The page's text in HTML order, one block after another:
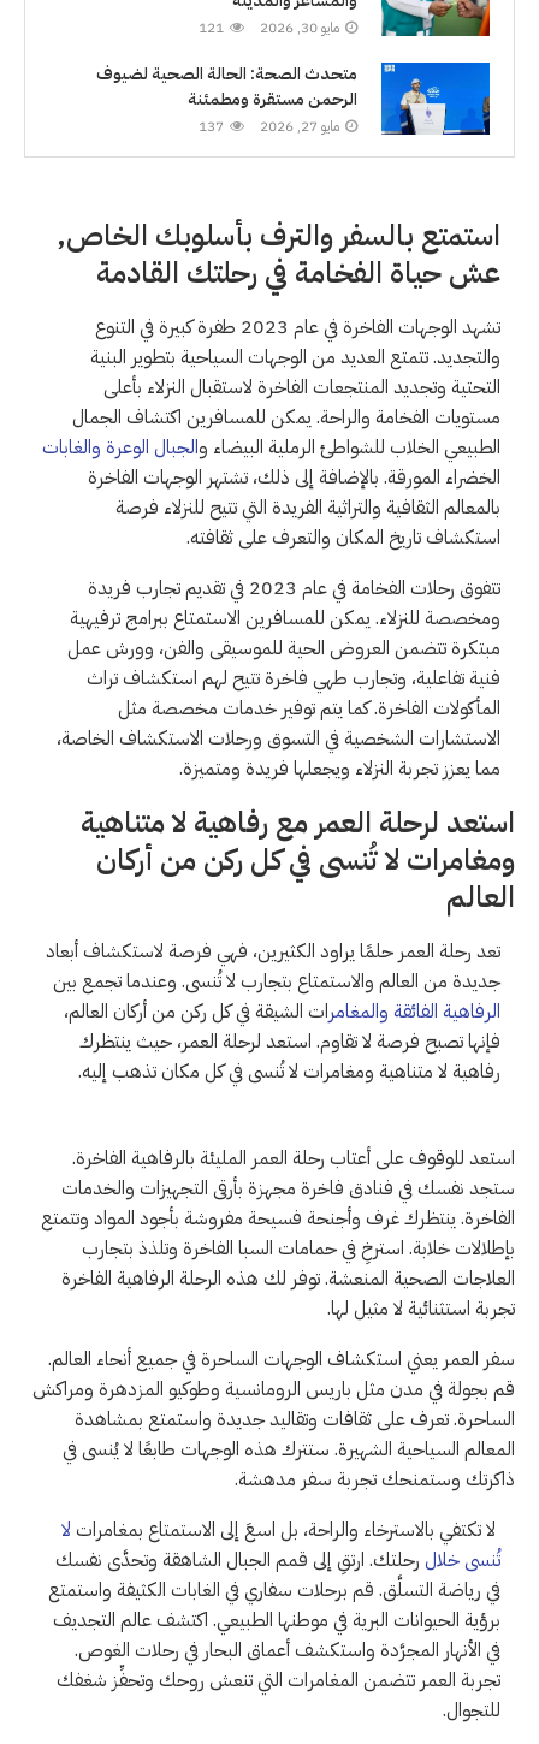
مايو 30, 2026 121
متحدث الصحة: الحالة الصحية لضيوف
الرحمن مستقرة ومطمئنة
مايو 27, 2026 137
استمتع بالسفر والترف بأسلوبك الخاص,
عش حياة الفخامة في رحلتك القادمة
تشهد الوجهات الفاخرة في عام 2023 طفرة كبيرة في التنوع
والتجديد. تتمتع العديد من الوجهات السياحية بتطوير البنية
التحتية وتجديد المنتجعات الفاخرة لاستقبال النزلاء بأعلى
مستويات الفخامة والراحة. يمكن للمسافرين اكتشاف الجمال
الطبيعي الخلاب للشواطئ الرملية البيضاء والجبال الوعرة والغابات
الخضراء المورقة. بالإضافة إلى ذلك، تشتهر الوجهات الفاخرة
بالمعالم الثقافية والتراثية الفريدة التي تتيح للنزلاء فرصة
استكشاف تاريخ المكان والتعرف على ثقافته.
تتفوق رحلات الفخامة في عام 2023 في تقديم تجارب فريدة
ومخصصة للنزلاء. يمكن للمسافرين الاستمتاع ببرامج ترفيهية
مبتكرة تتضمن العروض الحية للموسيقى والفن، وورش عمل
فنية تفاعلية، وتجارب طهي فاخرة تتيح لهم استكشاف تراث
المأكولات الفاخرة. كما يتم توفير خدمات مخصصة مثل
الاستشارات الشخصية في التسوق ورحلات الاستكشاف الخاصة،
مما يعزز تجربة النزلاء ويجعلها فريدة ومتميزة.
استعد لرحلة العمر مع رفاهية لا متناهية
ومغامرات لا تُنسى في كل ركن من أركان
العالم
تعد رحلة العمر حلمًا يراود الكثيرين، فهي فرصة لاستكشاف أبعاد
جديدة من العالم والاستمتاع بتجارب لا تُنسى. وعندما تجمع بين
الرفاهية الفائقة والمغامرات الشيقة في كل ركن من أركان العالم،
فإنها تصبح فرصة لا تقاوم. استعد لرحلة العمر، حيث ينتظرك
رفاهية لا متناهية ومغامرات لا تُنسى في كل مكان تذهب إليه.
استعد للوقوف على أعتاب رحلة العمر المليئة بالرفاهية الفاخرة.
ستجد نفسك في فنادق فاخرة مجهزة بأرقى التجهيزات والخدمات
الفاخرة. ينتظرك غرف وأجنحة فسيحة مفروشة بأجود المواد وتتمتع
بإطلالات خلابة. استرخِ في حمامات السبا الفاخرة وتلذذ بتجارب
العلاجات الصحية المنعشة. توفر لك هذه الرحلة الرفاهية الفاخرة
تجربة استثنائية لا مثيل لها.
سفر العمر يعني استكشاف الوجهات الساحرة في جميع أنحاء العالم.
قم بجولة في مدن مثل باريس الرومانسية وطوكيو المزدهرة ومراكش
الساحرة. تعرف على ثقافات وتقاليد جديدة واستمتع بمشاهدة
المعالم السياحية الشهيرة. ستترك هذه الوجهات طابعًا لا يُنسى في
ذاكرتك وستمنحك تجربة سفر مدهشة.
لا تكتفي بالاسترخاء والراحة، بل اسعَ إلى الاستمتاع بمغامرات لا
تُنسى خلال رحلتك. ارتقِ إلى قمم الجبال الشاهقة وتحدَّى نفسك
في رياضة التسلَّق. قم برحلات سفاري في الغابات الكثيفة واستمتع
برؤية الحيوانات البرية في موطنها الطبيعي. اكتشف عالم التجديف
في الأنهار المجرَّدة واستكشف أعماق البحار في رحلات الغوص.
تجربة العمر تتضمن المغامرات التي تنعش روحك وتحفِّز شغفك
للتجوال.